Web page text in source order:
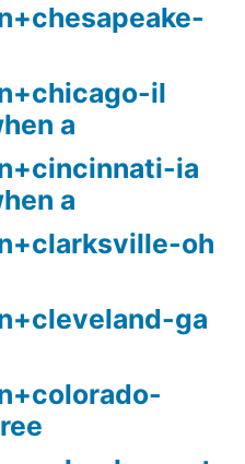
il
a
ia
a
oh
ga